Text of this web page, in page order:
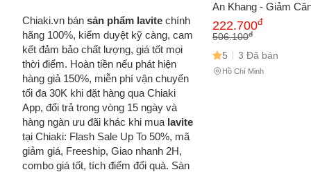
Chiaki.vn bán sản phẩm lavite chính
hãng 100%, kiểm duyệt kỹ càng, cam
kết đảm bảo chất lượng, giá tốt mọi
thời điểm. Hoàn tiền nếu phát hiện
hàng giả 150%, miễn phí vận chuyển
tối đa 30K khi đặt hàng qua Chiaki
App, đổi trả trong vòng 15 ngày và
hàng ngàn ưu đãi khác khi mua lavite
tại Chiaki: Flash Sale Up To 50%, mã
giảm giá, Freeship, Giao nhanh 2H,
combo giá tốt, tích điểm đổi quà. Sàn
An Khang - Giảm
Sâu và Thư Giãn -
Sung Giấc Ngủ Chất
222.700đ
506.100đ
5 3 Đã bán
Hồ Chí Minh